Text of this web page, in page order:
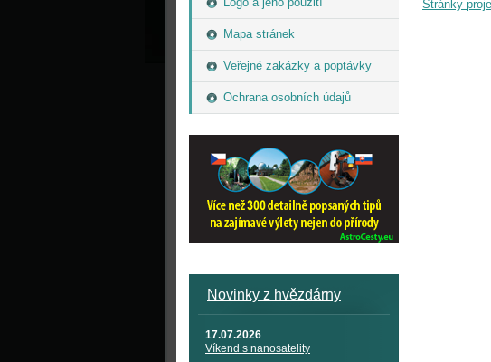
Mapa stránek
Veřejné zakázky a poptávky
Ochrana osobních údajů
Novinky z hvězdárny
17.07.2026
Víkend s nanosatelity
Stránky